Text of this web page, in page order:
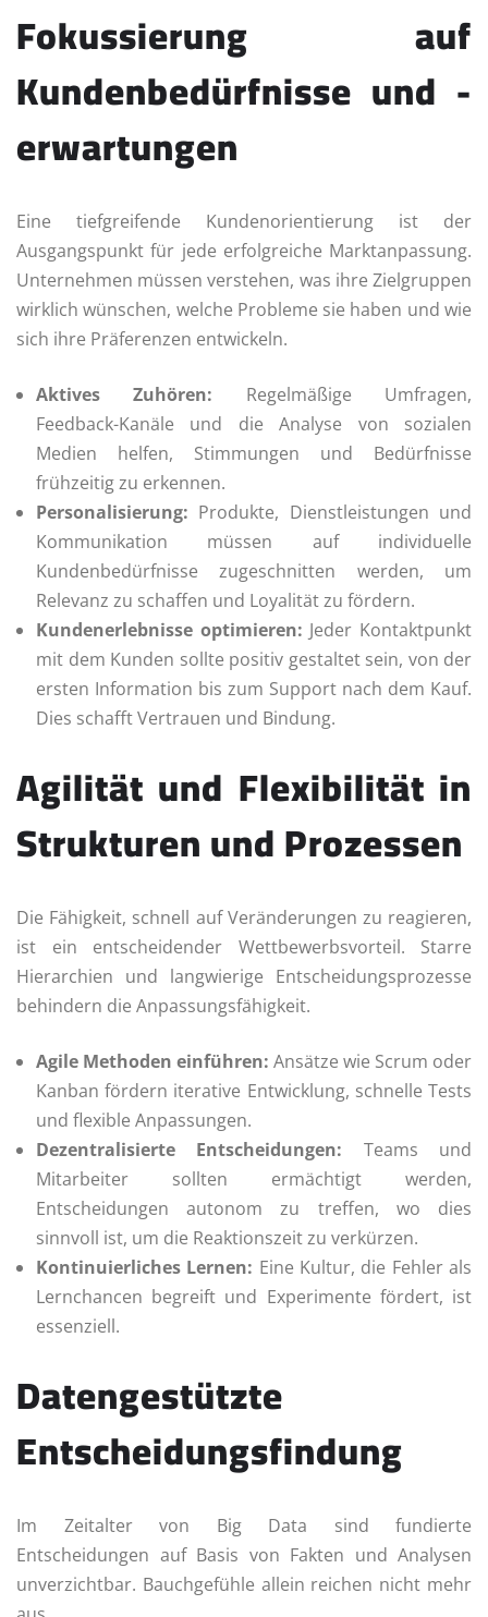
Fokussierung auf
Kundenbedürfnisse und -
erwartungen
Eine tiefgreifende Kundenorientierung ist der
Ausgangspunkt für jede erfolgreiche Marktanpassung.
Unternehmen müssen verstehen, was ihre Zielgruppen
wirklich wünschen, welche Probleme sie haben und wie
sich ihre Präferenzen entwickeln.
Aktives Zuhören: Regelmäßige Umfragen,
Feedback-Kanäle und die Analyse von sozialen
Medien helfen, Stimmungen und Bedürfnisse
frühzeitig zu erkennen.
Personalisierung: Produkte, Dienstleistungen und
Kommunikation müssen auf individuelle
Kundenbedürfnisse zugeschnitten werden, um
Relevanz zu schaffen und Loyalität zu fördern.
Kundenerlebnisse optimieren: Jeder Kontaktpunkt
mit dem Kunden sollte positiv gestaltet sein, von der
ersten Information bis zum Support nach dem Kauf.
Dies schafft Vertrauen und Bindung.
Agilität und Flexibilität in
Strukturen und Prozessen
Die Fähigkeit, schnell auf Veränderungen zu reagieren,
ist ein entscheidender Wettbewerbsvorteil. Starre
Hierarchien und langwierige Entscheidungsprozesse
behindern die Anpassungsfähigkeit.
Agile Methoden einführen: Ansätze wie Scrum oder
Kanban fördern iterative Entwicklung, schnelle Tests
und flexible Anpassungen.
Dezentralisierte Entscheidungen: Teams und
Mitarbeiter sollten ermächtigt werden,
Entscheidungen autonom zu treffen, wo dies
sinnvoll ist, um die Reaktionszeit zu verkürzen.
Kontinuierliches Lernen: Eine Kultur, die Fehler als
Lernchancen begreift und Experimente fördert, ist
essenziell.
Datengestützte
Entscheidungsfindung
Im Zeitalter von Big Data sind fundierte
Entscheidungen auf Basis von Fakten und Analysen
unverzichtbar. Bauchgefühle allein reichen nicht mehr